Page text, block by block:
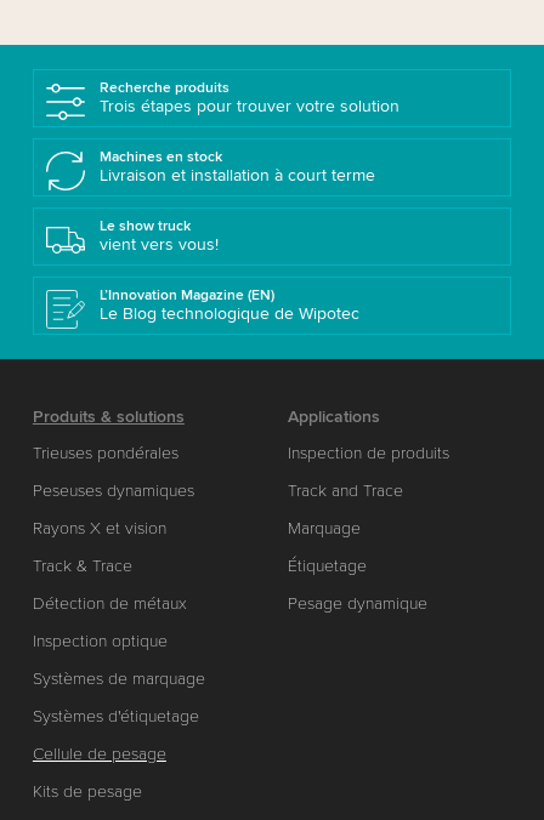
Recherche produits
Trois étapes pour trouver votre solution
Machines en stock
Livraison et installation à court terme
Le show truck
vient vers vous!
L’Innovation Magazine (EN)
Le Blog technologique de Wipotec
Produits & solutions
Trieuses pondérales
Peseuses dynamiques
Rayons X et vision
Track & Trace
Détection de métaux
Inspection optique
Systèmes de marquage
Systèmes d'étiquetage
Cellule de pesage
Kits de pesage
Applications
Inspection de produits
Track and Trace
Marquage
Étiquetage
Pesage dynamique